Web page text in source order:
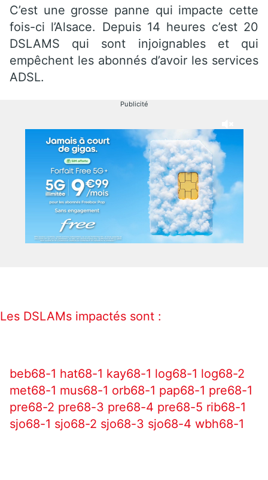
C’est une grosse panne qui impacte cette
fois-ci l’Alsace. Depuis 14 heures c’est 20
DSLAMS qui sont injoignables et qui
empêchent les abonnés d’avoir les services
ADSL.
Publicité
Les DSLAMs impactés sont :
beb68-1 hat68-1 kay68-1 log68-1 log68-2
met68-1 mus68-1 orb68-1 pap68-1 pre68-1
pre68-2 pre68-3 pre68-4 pre68-5 rib68-1
sjo68-1 sjo68-2 sjo68-3 sjo68-4 wbh68-1